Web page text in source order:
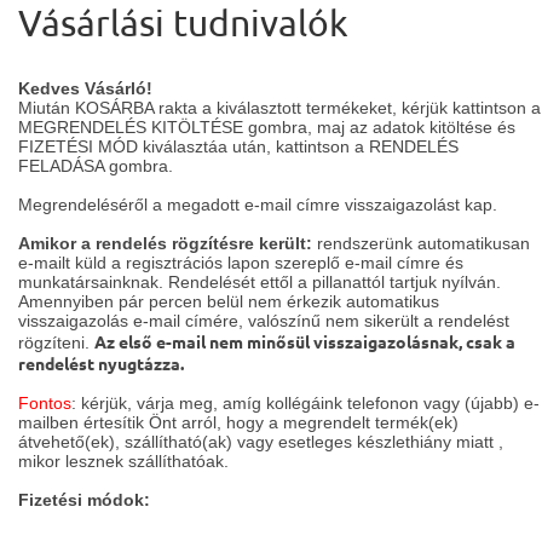
Vásárlási tudnivalók
Kedves Vásárló!
Miután KOSÁRBA rakta a kiválasztott termékeket, kérjük kattintson a
MEGRENDELÉS KITÖLTÉSE gombra, maj az adatok kitöltése és
FIZETÉSI MÓD kiválasztáa után, kattintson a RENDELÉS
FELADÁSA gombra.
Megrendeléséről a megadott e-mail címre visszaigazolást kap.
Amikor a rendelés rögzítésre került: rendszerünk automatikusan
e-mailt küld a regisztrációs lapon szereplő e-mail címre és
munkatársainknak. Rendelését ettől a pillanattól tartjuk nyílván.
Amennyiben pár percen belül nem érkezik automatikus
visszaigazolás e-mail címére, valószínű nem sikerült a rendelést
rögzíteni. Az első e-mail nem minősül visszaigazolásnak, csak a
rendelést nyugtázza.
Fontos: kérjük, várja meg, amíg kollégáink telefonon vagy (újabb) e-
mailben értesítik Önt arról, hogy a megrendelt termék(ek)
átvehető(ek), szállítható(ak) vagy esetleges készlethiány miatt ,
mikor lesznek szállíthatóak.
Fizetési módok: